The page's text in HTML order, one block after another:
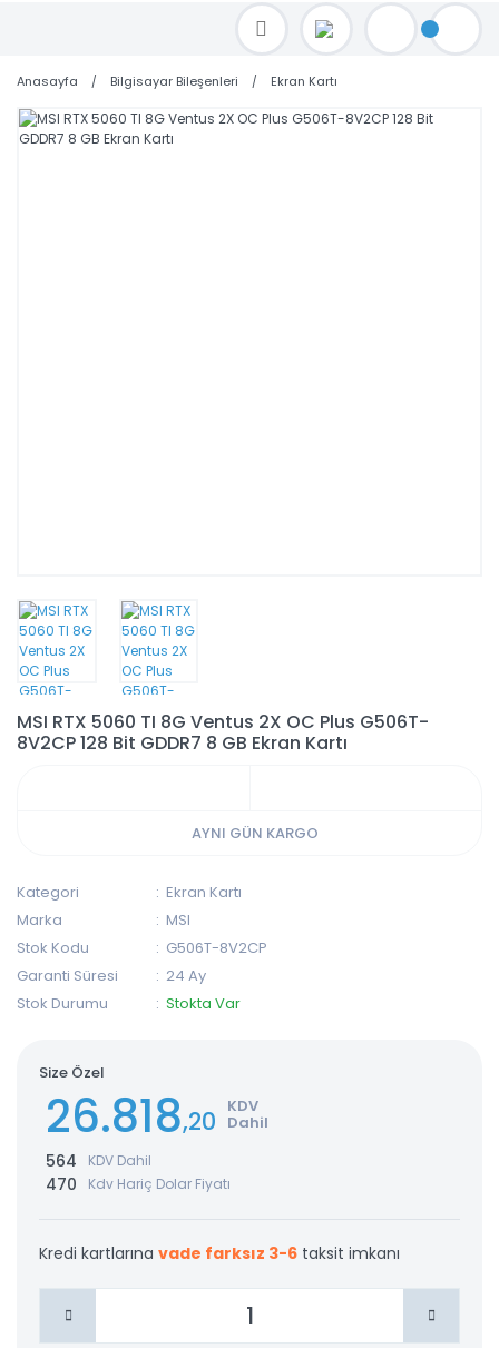
TOPTAN FİYAT ALMAK İÇİN satis@toptanbilgisayar.net MAİL ATINIZ.
SİPARİŞLERİNİZİ AYNI GÜN KARGO İLE GÖNDERİYORUZ!
Anasayfa Bilgisayar Bileşenleri Ekran Kartı
MSI RTX 5060 TI 8G Ventus 2X OC Plus G506T-
8V2CP 128 Bit GDDR7 8 GB Ekran Kartı
AYNI GÜN KARGO
Kategori
Ekran Kartı
Marka
MSI
Stok Kodu
G506T-8V2CP
Garanti Süresi
24 Ay
Stok Durumu
Stokta Var
Size Özel
26.818,20 KDV
Dahil
564 KDV Dahil
470 Kdv Hariç Dolar Fiyatı
Kredi kartlarına vade farksız 3-6 taksit imkanı